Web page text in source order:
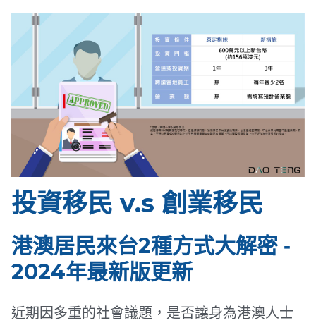
投資移民 v.s 創業移民
港澳居民來台2種方式大解密 ‐
2024年最新版更新
近期因多重的社會議題，是否讓身為港澳人士